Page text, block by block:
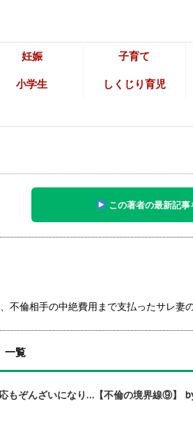
妊娠 子育て
小学生 しくじり育児
この著者の最新記事
不倫相手の中絶費用まで支払ったサレ
一覧
もぞんざいになり…【不倫の境界線⑨】